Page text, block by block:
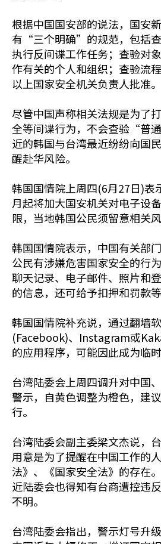
根据中国国安部的说法，国安
有“三个明确”的规范，包括
执行反间谍工作任务；查验对
作有关的个人和组织；查验流
以上国家安全机关负责人批准。
尽管中国声称相关法规是为了
全等间谍行为，不会查验“普
近的韩国与台湾最近纷纷向国
醒赴华风险。
韩国国情院上周四(6月27日)表
月起将加大国安机关对电子设
限，当地韩国公民须留意相关风
韩国国情院表示，中国有关部
公民有涉嫌危害国家安全的行
聊天记录、电子邮件、照片和
的信息，还可给予扣押和罚款等
韩国国情院补充说，通过翻墙
(Facebook)、Instagram或
的应用程序，可能因此成为临时
台湾陆委会上周四调升对中国
警示，自黄色调整为橙色，建
行。
台湾陆委会副主委梁文杰说，
用意是为了提醒在中国工作的
法》、《国家安全法》的存在
近陆委会也得知有台商遭控违
不明。
台湾陆委会指出，警示灯号升